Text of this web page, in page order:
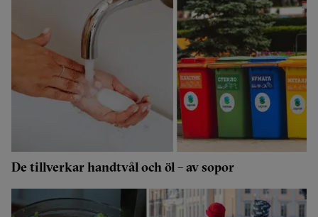
De tillverkar handtvål och öl – av sopor